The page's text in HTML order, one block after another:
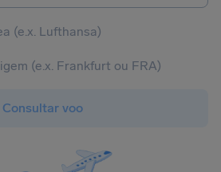
Consultar voo